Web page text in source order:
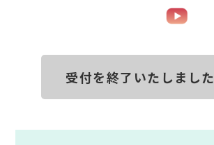
受付を終了いたしました